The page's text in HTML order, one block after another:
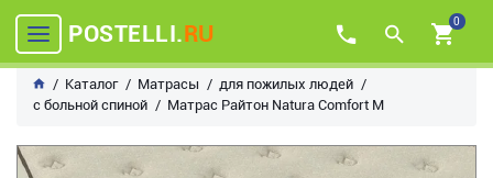
POSTELLI.RU 0
Каталог Матрасы
для пожилых людей
с больной спиной
Матрас Райтон Natura Comfort M